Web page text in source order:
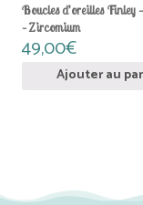
Boucles d’oreilles Finley
– Zircomium
49,00€
Ajouter au